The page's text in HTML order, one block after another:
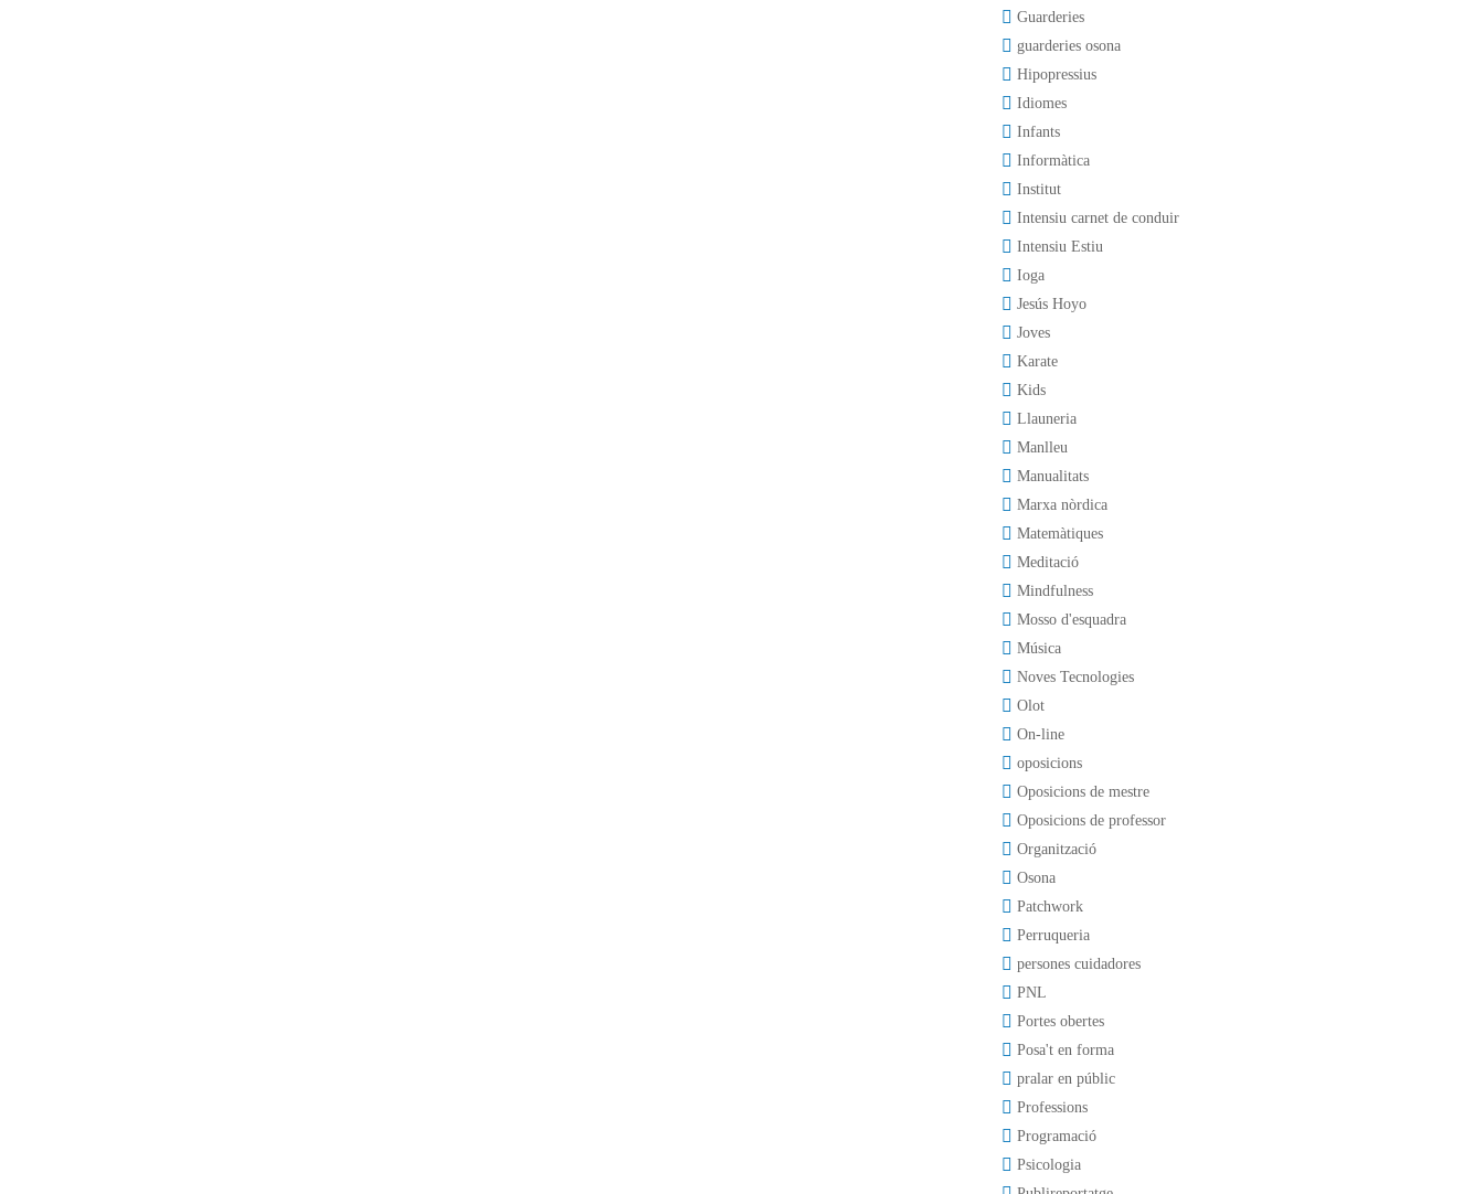
Guarderies
guarderies osona
Hipopressius
Idiomes
Infants
Informàtica
Institut
Intensiu carnet de conduir
Intensiu Estiu
Ioga
Jesús Hoyo
Joves
Karate
Kids
Llauneria
Manlleu
Manualitats
Marxa nòrdica
Matemàtiques
Meditació
Mindfulness
Mosso d'esquadra
Música
Noves Tecnologies
Olot
On-line
oposicions
Oposicions de mestre
Oposicions de professor
Organització
Osona
Patchwork
Perruqueria
persones cuidadores
PNL
Portes obertes
Posa't en forma
pralar en públic
Professions
Programació
Psicologia